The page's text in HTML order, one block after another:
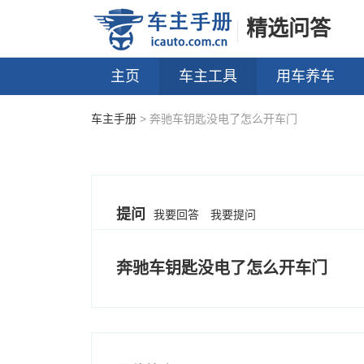
精选问答
主页 车主工具 用车养车
车主手册 > 奔驰车钥匙没电了怎么开车门
提问 我要回答 我要提问
奔驰车钥匙没电了怎么开车门